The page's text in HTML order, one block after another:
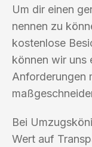
Um dir einen
nennen zu
kostenlose
können wir uns
Anforderungen
Bei
Wert auf